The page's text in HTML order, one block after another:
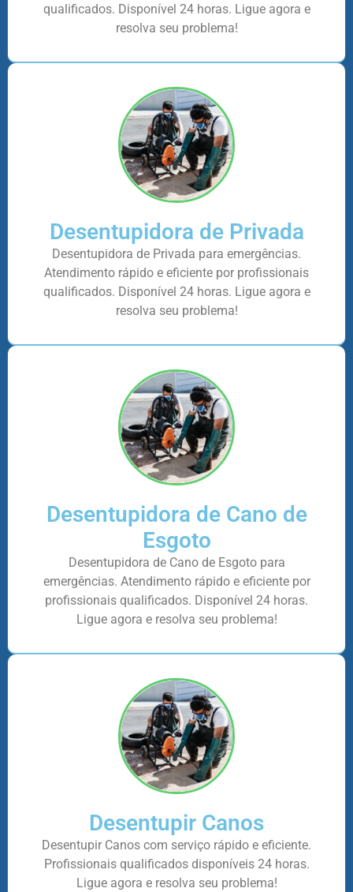
qualificados. Disponível 24 horas. Ligue agora e
resolva seu problema!
Desentupidora de Privada
Desentupidora de Privada para emergências.
Atendimento rápido e eficiente por profissionais
qualificados. Disponível 24 horas. Ligue agora e
resolva seu problema!
Desentupidora de Cano de
Esgoto
Desentupidora de Cano de Esgoto para
emergências. Atendimento rápido e eficiente por
profissionais qualificados. Disponível 24 horas.
Ligue agora e resolva seu problema!
Desentupir Canos
Desentupir Canos com serviço rápido e eficiente.
Profissionais qualificados disponíveis 24 horas.
Ligue agora e resolva seu problema!